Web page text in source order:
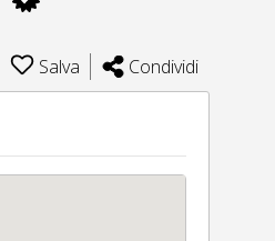
Salva Condividi